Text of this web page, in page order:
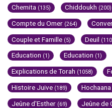
Chemita (135) Chiddoukh (200)
Compte du Omer (264)
Couple et Famille (5) Deuil
Education (1) Education (1)
Explications de Torah (1058)
Histoire Juive (189)
Jeûne d'Esther (69) Jeûne de